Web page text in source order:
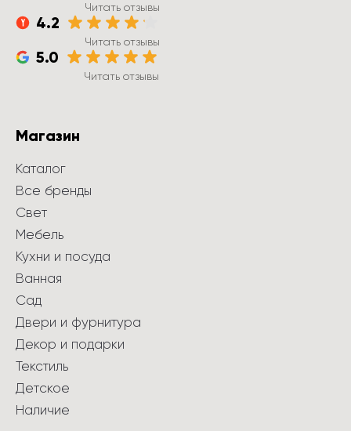
Читать отзывы
4.2
Читать отзывы
5.0
Читать отзывы
Магазин
Каталог
Все бренды
Свет
Мебель
Кухни и посуда
Ванная
Сад
Двери и фурнитура
Декор и подарки
Текстиль
Детское
Наличие